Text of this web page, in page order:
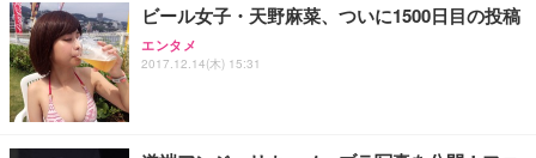
ビール女子・天野麻菜、ついに1500日目の投稿
エンタメ
2017.12.14(木) 15:31